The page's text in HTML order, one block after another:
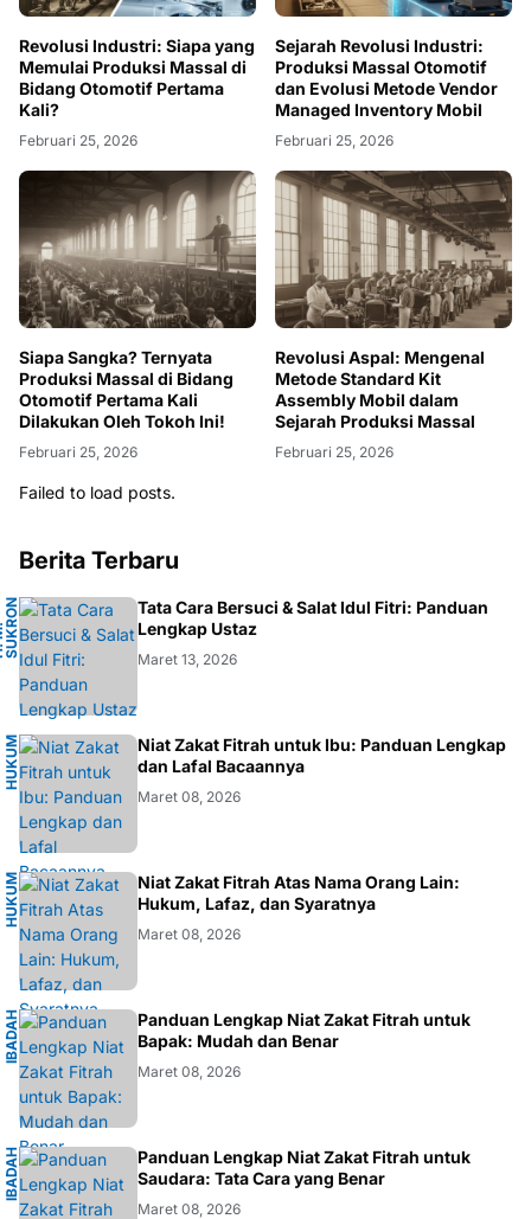
Revolusi Industri: Siapa yang
Memulai Produksi Massal di
Bidang Otomotif Pertama
Kali?
Februari 25, 2026
Sejarah Revolusi Industri:
Produksi Massal Otomotif
dan Evolusi Metode Vendor
Managed Inventory Mobil
Februari 25, 2026
Siapa Sangka? Ternyata
Produksi Massal di Bidang
Otomotif Pertama Kali
Dilakukan Oleh Tokoh Ini!
Februari 25, 2026
Revolusi Aspal: Mengenal
Metode Standard Kit
Assembly Mobil dalam
Sejarah Produksi Massal
Februari 25, 2026
Failed to load posts.
Berita Terbaru
NA
Tata Cara Bersuci & Salat Idul Fitri: Panduan
Lengkap Ustaz
Maret 13, 2026
H
U
KU
M
I
S
L
AM
Niat Zakat Fitrah untuk Ibu: Panduan Lengkap
dan Lafal Bacaannya
Maret 08, 2026
H
U
KU
M
I
S
L
AM
Niat Zakat Fitrah Atas Nama Orang Lain:
Hukum, Lafaz, dan Syaratnya
Maret 08, 2026
I
B
A
DA
H
I
S
L
AM
Panduan Lengkap Niat Zakat Fitrah untuk
Bapak: Mudah dan Benar
Maret 08, 2026
I
B
A
DA
H
I
S
L
AM
Panduan Lengkap Niat Zakat Fitrah untuk
Saudara: Tata Cara yang Benar
Maret 08, 2026